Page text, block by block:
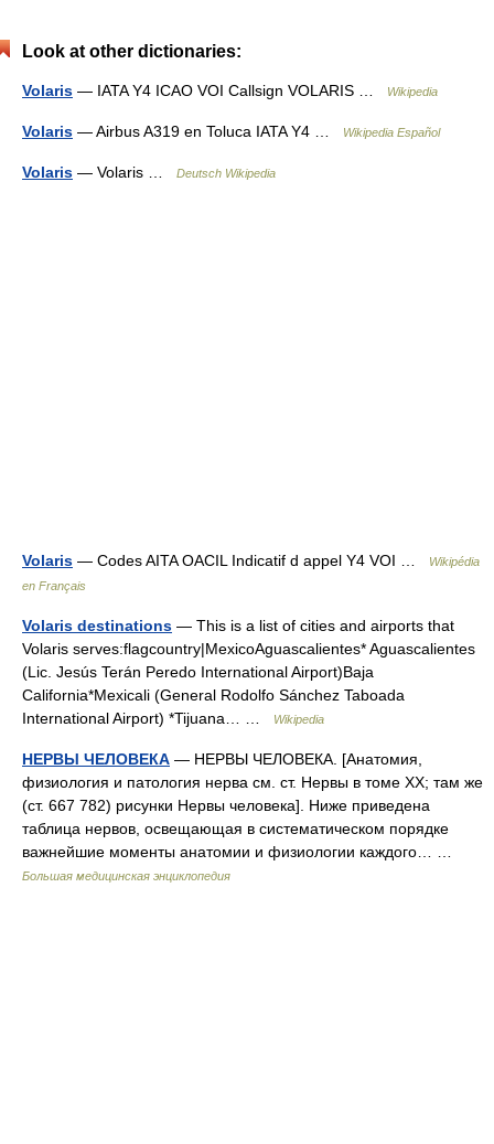
Look at other dictionaries:
Volaris — IATA Y4 ICAO VOI Callsign VOLARIS … Wikipedia
Volaris — Airbus A319 en Toluca IATA Y4 … Wikipedia Español
Volaris — Volaris … Deutsch Wikipedia
Volaris — Codes AITA OACIL Indicatif d appel Y4 VOI …
Wikipédia
en Français
Volaris destinations — This is a list of cities and airports that
Volaris serves:flagcountry|MexicoAguascalientes* Aguascalientes
(Lic. Jesús Terán Peredo International Airport)Baja
California*Mexicali (General Rodolfo Sánchez Taboada
International Airport) *Tijuana… …
Wikipedia
НЕРВЫ ЧЕЛОВЕКА — НЕРВЫ ЧЕЛОВЕКА. [Анатомия,
физиология и патология нерва см. ст. Нервы в томе XX; там же
(ст. 667 782) рисунки Нервы человека]. Ниже приведена
таблица нервов, освещающая в систематическом порядке
важнейшие моменты анатомии и физиологии каждого… …
Большая медицинская энциклопедия